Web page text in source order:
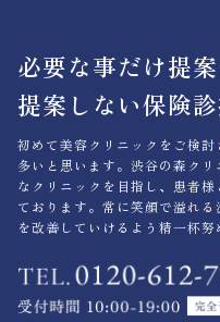
必要な事だけ提
提案しない保険
初めて美容クリニックをご検
多いと思います。渋谷の森ク
なクリニックを目指し、患者
ております。常に笑顔で溢れ
を改善していけるよう精一杯